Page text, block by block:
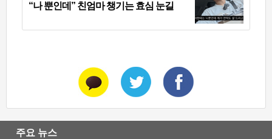
“나 뿐인데” 친엄마 챙기는 효심 눈길
주요 뉴스